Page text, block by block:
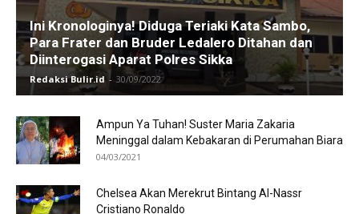
Ini Kronologinya! Diduga Teriaki Kata Sambo,
Para Frater dan Bruder Ledalero Ditahan dan
Diinterogasi Aparat Polres Sikka
Redaksi Bulir.id - 30/09/2022
Ampun Ya Tuhan! Suster Maria Zakaria
Meninggal dalam Kebakaran di Perumahan Biara
04/03/2021
Chelsea Akan Merekrut Bintang Al-Nassr
Cristiano Ronaldo